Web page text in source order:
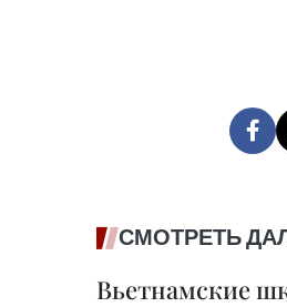
СМОТРЕТЬ
Вьетнамские